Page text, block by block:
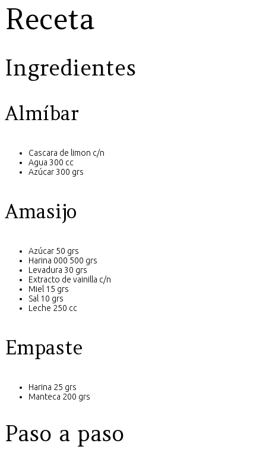
Receta
Ingredientes
Almíbar
Cascara de limon c/n
Agua 300 cc
Azúcar 300 grs
Amasijo
Azúcar 50 grs
Harina 000 500 grs
Levadura 30 grs
Extracto de vainilla c/n
Miel 15 grs
Sal 10 grs
Leche 250 cc
Empaste
Harina 25 grs
Manteca 200 grs
Paso a paso